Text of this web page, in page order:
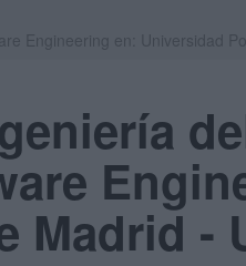
Madrid -